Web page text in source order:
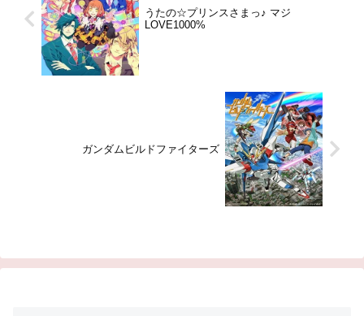
うたの☆プリンスさまっ♪ マジ
LOVE1000%
ガンダムビルドファイターズ